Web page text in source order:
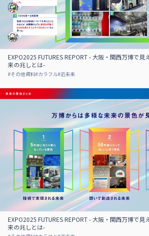
EXPO2025 FUTURES REPORT - 大阪・関西万博で見
来の兆しとは-
#その他資料#カラフル#近未来
EXPO2025 FUTURES REPORT - 大阪・関西万博で見
来の兆しとは-